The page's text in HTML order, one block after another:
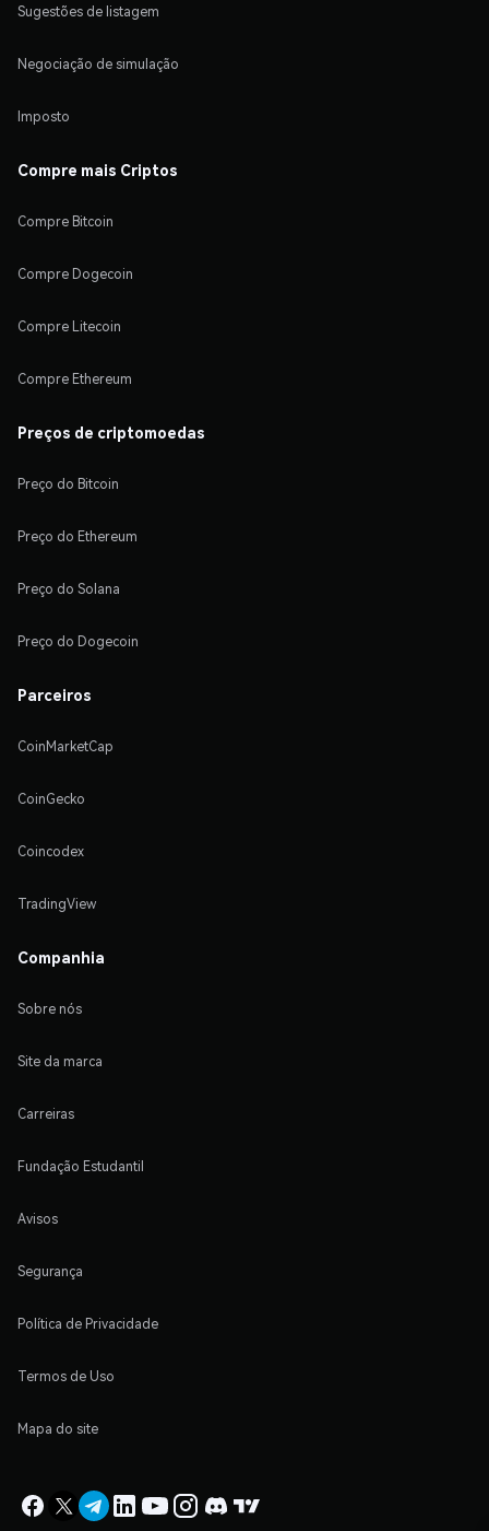
Sugestões de listagem
Negociação de simulação
Imposto
Compre mais Criptos
Compre Bitcoin
Compre Dogecoin
Compre Litecoin
Compre Ethereum
Preços de criptomoedas
Preço do Bitcoin
Preço do Ethereum
Preço do Solana
Preço do Dogecoin
Parceiros
CoinMarketCap
CoinGecko
Coincodex
TradingView
Companhia
Sobre nós
Site da marca
Carreiras
Fundação Estudantil
Avisos
Segurança
Política de Privacidade
Termos de Uso
Mapa do site